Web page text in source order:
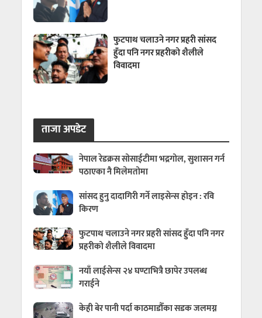
फुटपाथ चलाउने नगर प्रहरी सांसद
हुँदा पनि नगर प्रहरीको शैलीले
विवादमा
ताजा अपडेट
नेपाल रेडक्रस सोसाईटीमा भद्रगोल, सुशासन गर्न
पठाएका नै मिलेमतोमा
सांसद हुनु दादागिरी गर्ने लाइसेन्स होइन : रवि
किरण
फुटपाथ चलाउने नगर प्रहरी सांसद हुँदा पनि नगर
प्रहरीको शैलीले विवादमा
नयाँ लाईसेन्स २४ घण्टाभित्रै छापेर उपलब्ध
गराईने
केही बेर पानी पर्दा काठमाडौँका सडक जलमग्न